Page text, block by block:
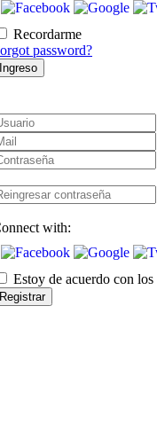
Recordarme
password?
Ingreso
with:
Estoy de acuerdo con
Registrar